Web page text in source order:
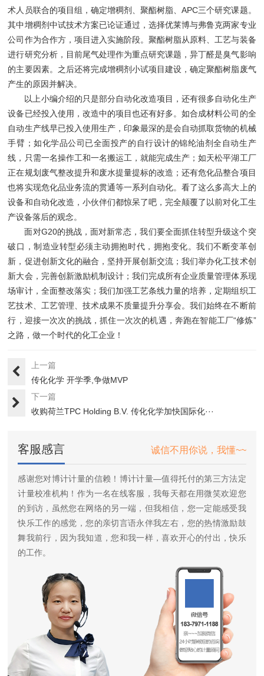
术人员联合的项目组，确定增稠剂、聚酯树脂、APC三个研究课题。
其中增稠剂中试技术方案已论证通过，选择优莱博与弗鲁克两家专业
公司作为合作方，项目进入实施阶段。聚酯树脂从原料、工艺与装备
进行研究分析，目前尾气处理作为重点研究课题，异丁醛是臭气影响
的主要因素。之后还将完成增稠剂小试项目建设，确定聚酯树脂废气
产生的原因并解决。
以上小编介绍的只是部分自动化改造项目，还有很多自动化生产
设备已经投入使用，改造中的项目也还有好多。如合成材料公司的全
自动生产线早已投入使用生产，印象最深的是会自动抓取货物的机械
手臂；如化学品公司已全面投产的自行设计的锦纶油剂全自动生产
线，只需一名操作工和一名搬运工，就能完成生产；如天松平湖工厂
正在规划废气整改提升和废水提量提标的改造；还有危化品整合项目
也将实现危化品业务流的贯通等一系列自动化。看了这么多高大上的
设备和自动化改造，小伙伴们都惊呆了吧，完全颠覆了以前对化工生
产设备落后的观念。
面对G20的挑战，面对新常态，我们要全面抓住转型升级这个突
破口，制造业转型必须主动拥抱时代，拥抱变化。我们不断变革创
新，促进创新文化的融合，坚持开展创新交流；我们举办化工技术创
新大会，完善创新激励机制设计；我们完成所有企业质量管理体系现
场审计，全面整改落实；我们加强工艺条线力量的培养，定期组织工
艺技术、工艺管理、技术成果不质量提升分享会。我们始终在不断前
行，迎接一次次的挑战，抓住一次次的机遇，奔跑在智能工厂“修炼”
之路，做一个时代的化工企业！
上一篇
传化化学 开学季,争做MVP
下一篇
收购荷兰TPC Holding B.V. 传化化学加快国际化···
客服感言 诚信不用你说，我懂~~
感谢您对博计计量的信赖！博计计量—值得托付的第三方法定
计量校准机构！作为一名在线客服，我每天都在用微笑欢迎您
的到访，虽然您在网络的另一端，但我相信，您一定能感受我
快乐工作的感觉，您的亲切言语永伴我左右，您的热情激励鼓
舞我前行，因为我知道，您和我一样，喜欢开心的付出，快乐
的工作。